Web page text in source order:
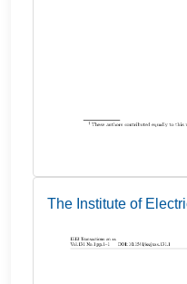
The Institute of